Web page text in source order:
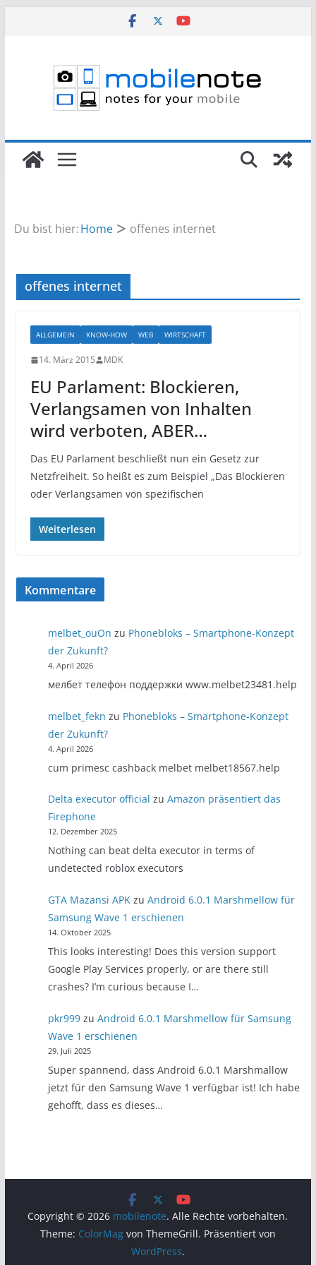
Du bist hier:Home offenes internet
offenes internet
ALLGEMEIN KNOW-HOW WEB WIRTSCHAFT
14. März 2015 MDK
EU Parlament: Blockieren,
Verlangsamen von Inhalten
wird verboten, ABER…
Das EU Parlament beschließt nun ein Gesetz zur
Netzfreiheit. So heißt es zum Beispiel „Das Blockieren
oder Verlangsamen von spezifischen
Weiterlesen
Kommentare
melbet_ouOn zu Phonebloks – Smartphone-Konzept
der Zukunft?
4. April 2026
мелбет телефон поддержки www.melbet23481.help
melbet_fekn zu Phonebloks – Smartphone-Konzept
der Zukunft?
4. April 2026
cum primesc cashback melbet melbet18567.help
Delta executor official zuAmazon präsentiert das
Firephone
12. Dezember 2025
Nothing can beat delta executor in terms of
undetected roblox executors
GTA Mazansi APK zuAndroid 6.0.1 Marshmellow für
Samsung Wave 1 erschienen
14. Oktober 2025
This looks interesting! Does this version support
Google Play Services properly, or are there still
crashes? I’m curious because I…
pkr999 zuAndroid 6.0.1 Marshmellow für Samsung
Wave 1 erschienen
29. Juli 2025
Super spannend, dass Android 6.0.1 Marshmallow
jetzt für den Samsung Wave 1 verfügbar ist! Ich habe
gehofft, dass es dieses…
Copyright © 2026 mobilenote. Alle Rechte vorbehalten.
Theme: ColorMagvon ThemeGrill. Präsentiert von
WordPress.